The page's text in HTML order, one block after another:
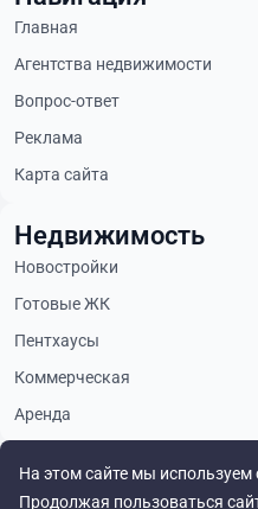
На этом сайте мы
Продолжая пользоваться
Главная
Агентства недвижимости
Вопрос-ответ
Реклама
Карта сайта
Недвижимость
Новостройки
Готовые ЖК
Пентхаусы
Коммерческая
Аренда